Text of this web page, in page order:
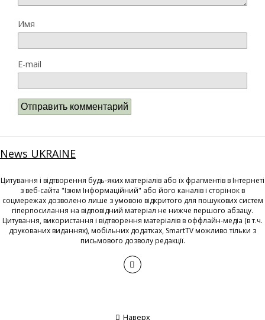
Имя
E-mail
News UKRAINE
Цитування і відтворення будь-яких матеріалів або їх фрагментів в Інтернеті
з веб-сайта "Ізюм Інформаційний" або його каналів і сторінок в
соцмережах дозволено лише з умовою відкритого для пошукових систем
гіперпосилання на відповідний матеріал не нижче першого абзацу.
Цитування, використання і відтворення матеріалів в оффлайн-медіа (в т.ч.
друкованих виданнях), мобільних додатках, SmartTV можливо тільки з
письмового дозволу редакції.
Наверх